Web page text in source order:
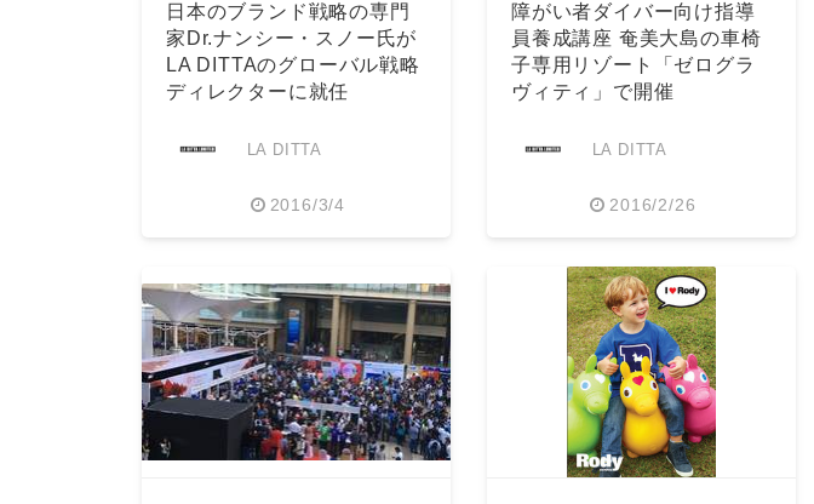
日本のブランド戦略の専門
家Dr.ナンシー・スノー氏が
LA DITTAのグローバル戦略
ディレクターに就任
LA DITTA
2016/3/4
障がい者ダイバー向け指導
員養成講座 奄美大島の車椅
子専用リゾート「ゼログラ
ヴィティ」で開催
LA DITTA
2016/2/26